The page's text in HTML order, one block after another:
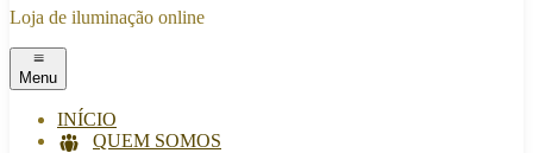
Loja de iluminação online
Menu
INÍCIO
QUEM SOMOS